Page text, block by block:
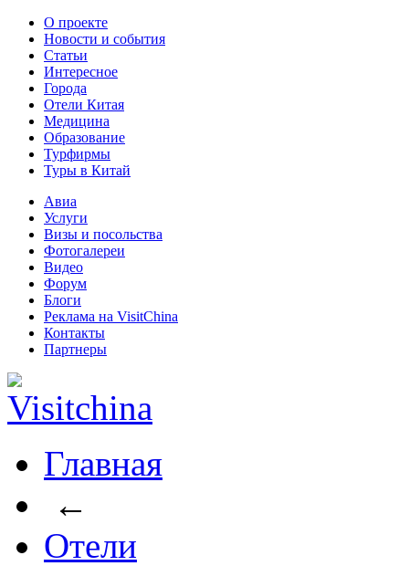
О проекте
Новости и события
Статьи
Интересное
Города
Отели Китая
Медицина
Образование
Турфирмы
Туры в Китай
Авиа
Услуги
Визы и посольства
Фотогалереи
Видео
Форум
Блоги
Реклама на VisitChina
Контакты
Партнеры
Главная
←
Отели